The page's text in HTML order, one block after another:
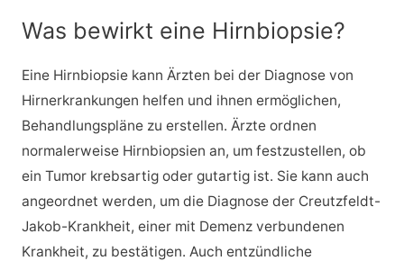
Was bewirkt eine Hirnbiopsie?
Eine Hirnbiopsie kann Ärzten bei der Diagnose von
Hirnerkrankungen helfen und ihnen ermöglichen,
Behandlungspläne zu erstellen. Ärzte ordnen
normalerweise Hirnbiopsien an, um festzustellen, ob
ein Tumor krebsartig oder gutartig ist. Sie kann auch
angeordnet werden, um die Diagnose der Creutzfeldt-
Jakob-Krankheit, einer mit Demenz verbundenen
Krankheit, zu bestätigen. Auch entzündliche